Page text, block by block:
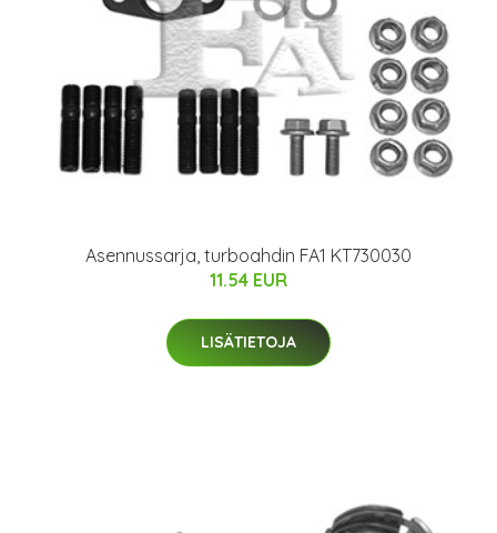
Asennussarja, turboahdin FA1 KT730030
11.54 EUR
LISÄTIETOJA